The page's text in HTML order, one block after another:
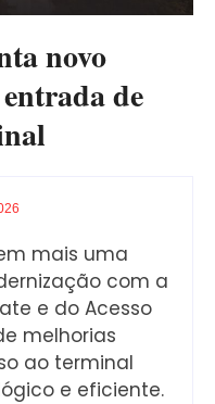
novo
de
mais uma
com a
e do Acesso
melhorias
ao terminal
e eficiente.